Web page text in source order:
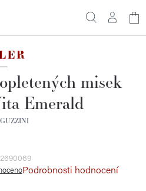
misek
Emerald
GUZZINI
Podrobnosti hodnocení